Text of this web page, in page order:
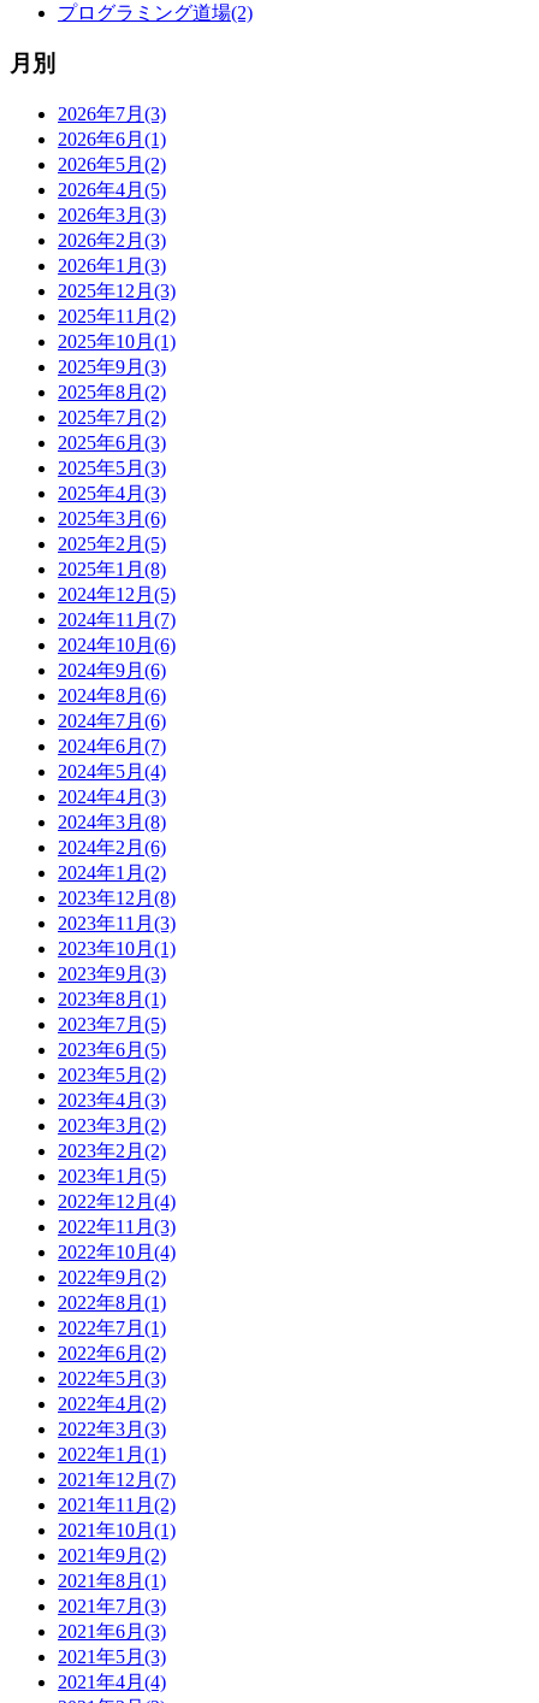
プログラミング道場(2)
月別
2026年7月(3)
2026年6月(1)
2026年5月(2)
2026年4月(5)
2026年3月(3)
2026年2月(3)
2026年1月(3)
2025年12月(3)
2025年11月(2)
2025年10月(1)
2025年9月(3)
2025年8月(2)
2025年7月(2)
2025年6月(3)
2025年5月(3)
2025年4月(3)
2025年3月(6)
2025年2月(5)
2025年1月(8)
2024年12月(5)
2024年11月(7)
2024年10月(6)
2024年9月(6)
2024年8月(6)
2024年7月(6)
2024年6月(7)
2024年5月(4)
2024年4月(3)
2024年3月(8)
2024年2月(6)
2024年1月(2)
2023年12月(8)
2023年11月(3)
2023年10月(1)
2023年9月(3)
2023年8月(1)
2023年7月(5)
2023年6月(5)
2023年5月(2)
2023年4月(3)
2023年3月(2)
2023年2月(2)
2023年1月(5)
2022年12月(4)
2022年11月(3)
2022年10月(4)
2022年9月(2)
2022年8月(1)
2022年7月(1)
2022年6月(2)
2022年5月(3)
2022年4月(2)
2022年3月(3)
2022年1月(1)
2021年12月(7)
2021年11月(2)
2021年10月(1)
2021年9月(2)
2021年8月(1)
2021年7月(3)
2021年6月(3)
2021年5月(3)
2021年4月(4)